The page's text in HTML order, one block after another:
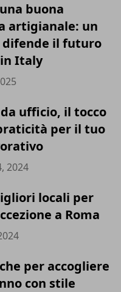
buona
artigianale: un
difende il futuro
Italy
ufficio, il tocco
per il tuo
2024
locali per
a Roma
per accogliere
con stile